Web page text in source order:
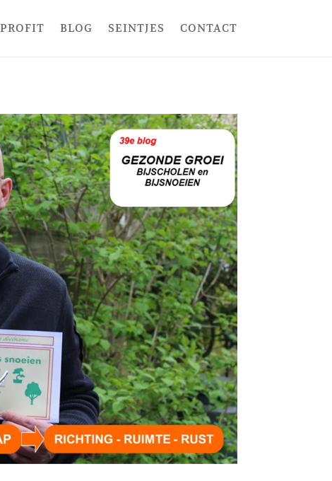
BLOG SEINTJES CONTACT